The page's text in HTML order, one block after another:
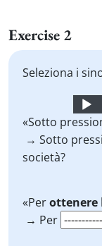
Exercise 2
Seleziona i
Audio
«Sotto
→ Sotto
società?
«Perottenere
→ Per